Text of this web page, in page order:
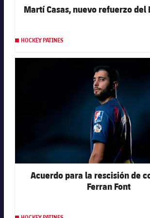
Martí Casas, nuevo refuerzo del
HOCKEY PATINES
Acuerdo para la rescisión de
Ferran Font